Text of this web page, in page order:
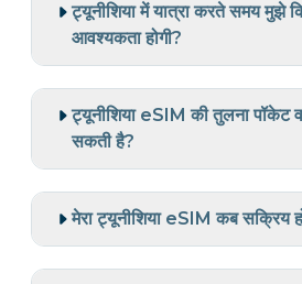
ट्यूनीशिया में यात्रा करते समय मुझे
आवश्यकता होगी?
ट्यूनीशिया eSIM की तुलना पॉकेट
सकती है?
मेरा ट्यूनीशिया eSIM कब सक्रिय